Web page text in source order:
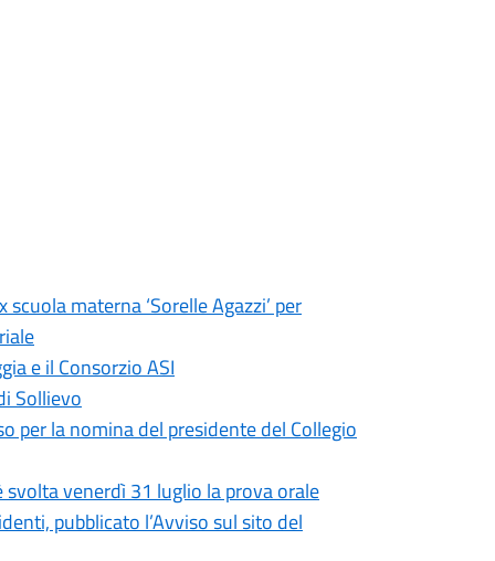
materna ‘Sorelle Agazzi’ per
e il Consorzio ASI
Sollievo
per la nomina del presidente del Collegio
venerdì 31 luglio la prova orale
pubblicato l’Avviso sul sito del